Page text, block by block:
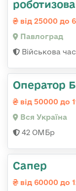
від 25000 до
Павлоград
Військова
Оператор
від 50000 до
Вся Україна
42 ОМБр
Сапер
від 60000 до